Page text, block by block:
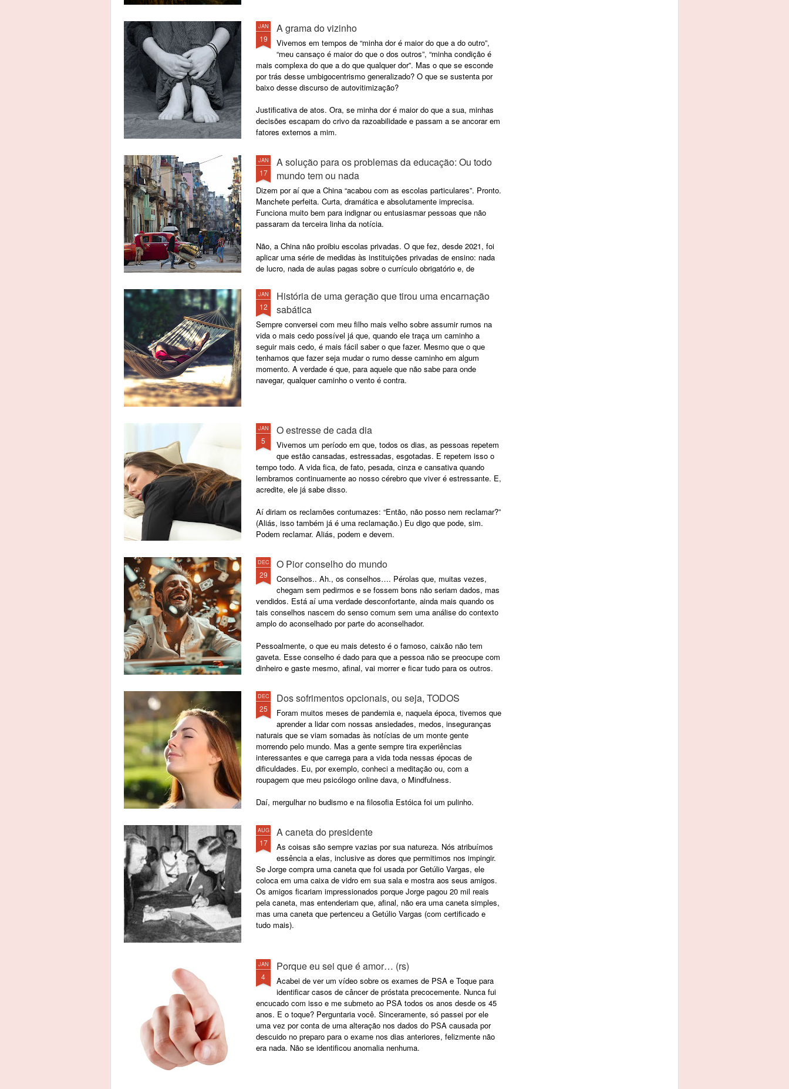
JAN
19
A grama do vizinho
Vivemos em tempos de “minha dor é maior do que a do outro”,
“meu cansaço é maior do que o dos outros”, “minha condição é
mais complexa do que a do que qualquer dor”. Mas o que se esconde
por trás desse umbigocentrismo generalizado? O que se sustenta por
baixo desse discurso de autovitimização?
Justificativa de atos. Ora, se minha dor é maior do que a sua, minhas
decisões escapam do crivo da razoabilidade e passam a se ancorar em
fatores externos a mim.
JAN
17
A solução para os problemas da educação: Ou todo
mundo tem ou nada
Dizem por aí que a China “acabou com as escolas particulares”. Pronto.
Manchete perfeita. Curta, dramática e absolutamente imprecisa.
Funciona muito bem para indignar ou entusiasmar pessoas que não
passaram da terceira linha da notícia.
Não, a China não proibiu escolas privadas. O que fez, desde 2021, foi
aplicar uma série de medidas às instituições privadas de ensino: nada
de lucro, nada de aulas pagas sobre o currículo obrigatório e, de
JAN
12
História de uma geração que tirou uma encarnação
sabática
Sempre conversei com meu filho mais velho sobre assumir rumos na
vida o mais cedo possível já que, quando ele traça um caminho a
seguir mais cedo, é mais fácil saber o que fazer. Mesmo que o que
tenhamos que fazer seja mudar o rumo desse caminho em algum
momento. A verdade é que, para aquele que não sabe para onde
navegar, qualquer caminho o vento é contra.
JAN
5
O estresse de cada dia
Vivemos um período em que, todos os dias, as pessoas repetem
que estão cansadas, estressadas, esgotadas. E repetem isso o
tempo todo. A vida fica, de fato, pesada, cinza e cansativa quando
lembramos continuamente ao nosso cérebro que viver é estressante. E,
acredite, ele já sabe disso.
Aí diriam os reclamões contumazes: “Então, não posso nem reclamar?”
(Aliás, isso também já é uma reclamação.) Eu digo que pode, sim.
Podem reclamar. Aliás, podem e devem.
DEC
29
O Pior conselho do mundo
Conselhos.. Ah., os conselhos…. Pérolas que, muitas vezes,
chegam sem pedirmos e se fossem bons não seriam dados, mas
vendidos. Está aí uma verdade desconfortante, ainda mais quando os
tais conselhos nascem do senso comum sem uma análise do contexto
amplo do aconselhado por parte do aconselhador.
Pessoalmente, o que eu mais detesto é o famoso, caixão não tem
gaveta. Esse conselho é dado para que a pessoa não se preocupe com
dinheiro e gaste mesmo, afinal, vai morrer e ficar tudo para os outros.
DEC
25
Dos sofrimentos opcionais, ou seja, TODOS
Foram muitos meses de pandemia e, naquela época, tivemos que
aprender a lidar com nossas ansiedades, medos, inseguranças
naturais que se viam somadas às notícias de um monte gente
morrendo pelo mundo. Mas a gente sempre tira experiências
interessantes e que carrega para a vida toda nessas épocas de
dificuldades. Eu, por exemplo, conheci a meditação ou, com a
roupagem que meu psicólogo online dava, o Mindfulness.
Daí, mergulhar no budismo e na filosofia Estóica foi um pulinho.
AUG
17
A caneta do presidente
As coisas são sempre vazias por sua natureza. Nós atribuímos
essência a elas, inclusive as dores que permitimos nos impingir.
Se Jorge compra uma caneta que foi usada por Getúlio Vargas, ele
coloca em uma caixa de vidro em sua sala e mostra aos seus amigos.
Os amigos ficariam impressionados porque Jorge pagou 20 mil reais
pela caneta, mas entenderiam que, afinal, não era uma caneta simples,
mas uma caneta que pertenceu a Getúlio Vargas (com certificado e
tudo mais).
JAN
4
Porque eu sei que é amor… (rs)
Acabei de ver um vídeo sobre os exames de PSA e Toque para
identificar casos de câncer de próstata precocemente. Nunca fui
encucado com isso e me submeto ao PSA todos os anos desde os 45
anos. E o toque? Perguntaria você. Sinceramente, só passei por ele
uma vez por conta de uma alteração nos dados do PSA causada por
descuido no preparo para o exame nos dias anteriores, felizmente não
era nada. Não se identificou anomalia nenhuma.